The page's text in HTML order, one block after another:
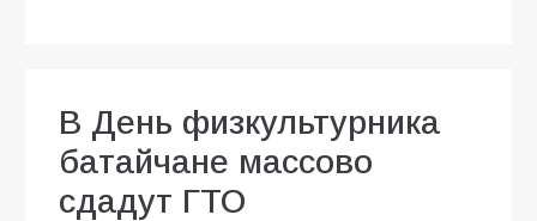
В День физкультурника
батайчане массово
сдадут ГТО